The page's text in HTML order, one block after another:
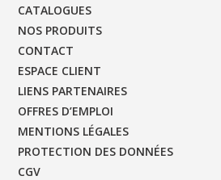
CATALOGUES
NOS PRODUITS
CONTACT
ESPACE CLIENT
LIENS PARTENAIRES
OFFRES D’EMPLOI
MENTIONS LÉGALES
PROTECTION DES DONNÉES
CGV